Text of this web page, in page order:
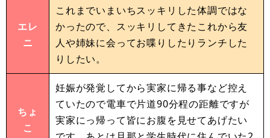
エレ
ニ
これまでいまいちスッキリした体調ではな
かったので、スッキリしてきたこれから友
人や姉妹に会ってお喋りしたりランチした
りしたい。
ちょ
こ
妊娠が発覚してから実家に帰る事など控え
ていたので電車で片道90分程の距離ですが
実家にっ帰って皆にお腹を見せてあげたい